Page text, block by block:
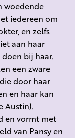
woedende
iedereen om
en zelfs
aan haar
bij haar.
een zware
door haar
en haar kan
Austin).
en vormt met
van Pansy en